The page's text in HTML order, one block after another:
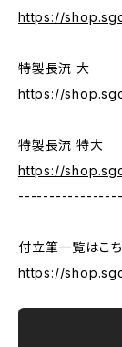
https://
特製長流 大
https://
特製長流 特大
https://
付立筆一覧はこ
https://